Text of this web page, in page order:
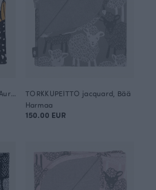
TORKKUPEITTO jacquard, Bää
Harmaa
150.00 EUR